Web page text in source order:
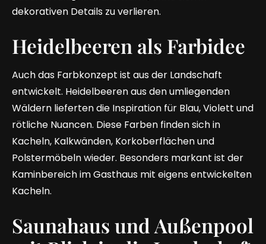
dekorativen Details zu verlieren.
Heidelbeeren als Farbidee
Auch das Farbkonzept ist aus der Landschaft
entwickelt. Heidelbeeren aus den umliegenden
Wäldern lieferten die Inspiration für Blau, Violett und
rötliche Nuancen. Diese Farben finden sich in
Kacheln, Kalkwänden, Korkoberflächen und
Polstermöbeln wieder. Besonders markant ist der
Kaminbereich im Gasthaus mit eigens entwickelten
Kacheln.
Saunahaus und Außenpool